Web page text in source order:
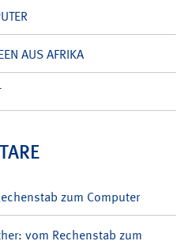
AUS AFRIKA
zum Computer
vom Rechenstab zum